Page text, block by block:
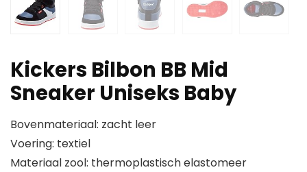
Kickers Bilbon BB Mid
Sneaker Uniseks Baby
Bovenmateriaal: zacht leer
Voering: textiel
Materiaal zool: thermoplastisch elastomeer